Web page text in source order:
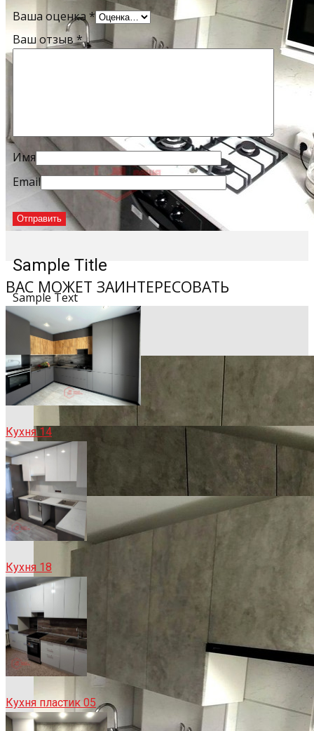
Sample Title
Sample Text
Ваша оценка*
Ваш отзыв*
Имя
Email
ВАС МОЖЕТ ЗАИНТЕРЕСОВАТЬ
Кухня 14
Кухня 18
Кухня пластик 05